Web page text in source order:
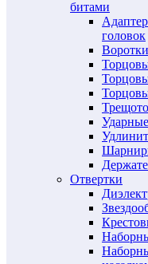
битами
головок
Отвертки